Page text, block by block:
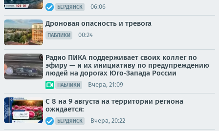
БЕРДЯНСК 06:06
Дроновая опасность и тревога
ПАБЛИКИ 00:24
Радио ПИКА поддерживает своих коллег по
эфиру — и их инициативу по предупреждению
людей на дорогах Юго-Запада России
ПАБЛИКИ Вчера, 21:09
С 8 на 9 августа на территории региона
ожидается:
БЕРДЯНСК Вчера, 20:22